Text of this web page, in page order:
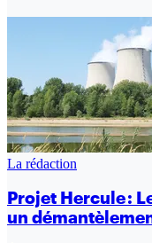
La rédaction
Projet Hercule :
un